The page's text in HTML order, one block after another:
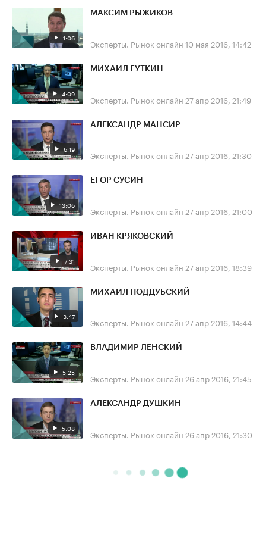
1:06
МАКСИМ РЫЖИКОВ
Эксперты. Рынок онлайн 10 мая 2016, 14:42
4:09
МИХАИЛ ГУТКИН
Эксперты. Рынок онлайн 27 апр 2016, 21:49
6:19
АЛЕКСАНДР МАНСИР
Эксперты. Рынок онлайн 27 апр 2016, 21:30
13:06
ЕГОР СУСИН
Эксперты. Рынок онлайн 27 апр 2016, 21:00
7:31
ИВАН КРЯКОВСКИЙ
Эксперты. Рынок онлайн 27 апр 2016, 18:39
3:47
МИХАИЛ ПОДДУБСКИЙ
Эксперты. Рынок онлайн 27 апр 2016, 14:44
5:25
ВЛАДИМИР ЛЕНСКИЙ
Эксперты. Рынок онлайн 26 апр 2016, 21:45
5:08
АЛЕКСАНДР ДУШКИН
Эксперты. Рынок онлайн 26 апр 2016, 21:30